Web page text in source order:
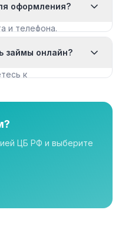
оформления?
и телефона.
займы онлайн?
к
имеют лицензию.
ЦБ РФ и выберите